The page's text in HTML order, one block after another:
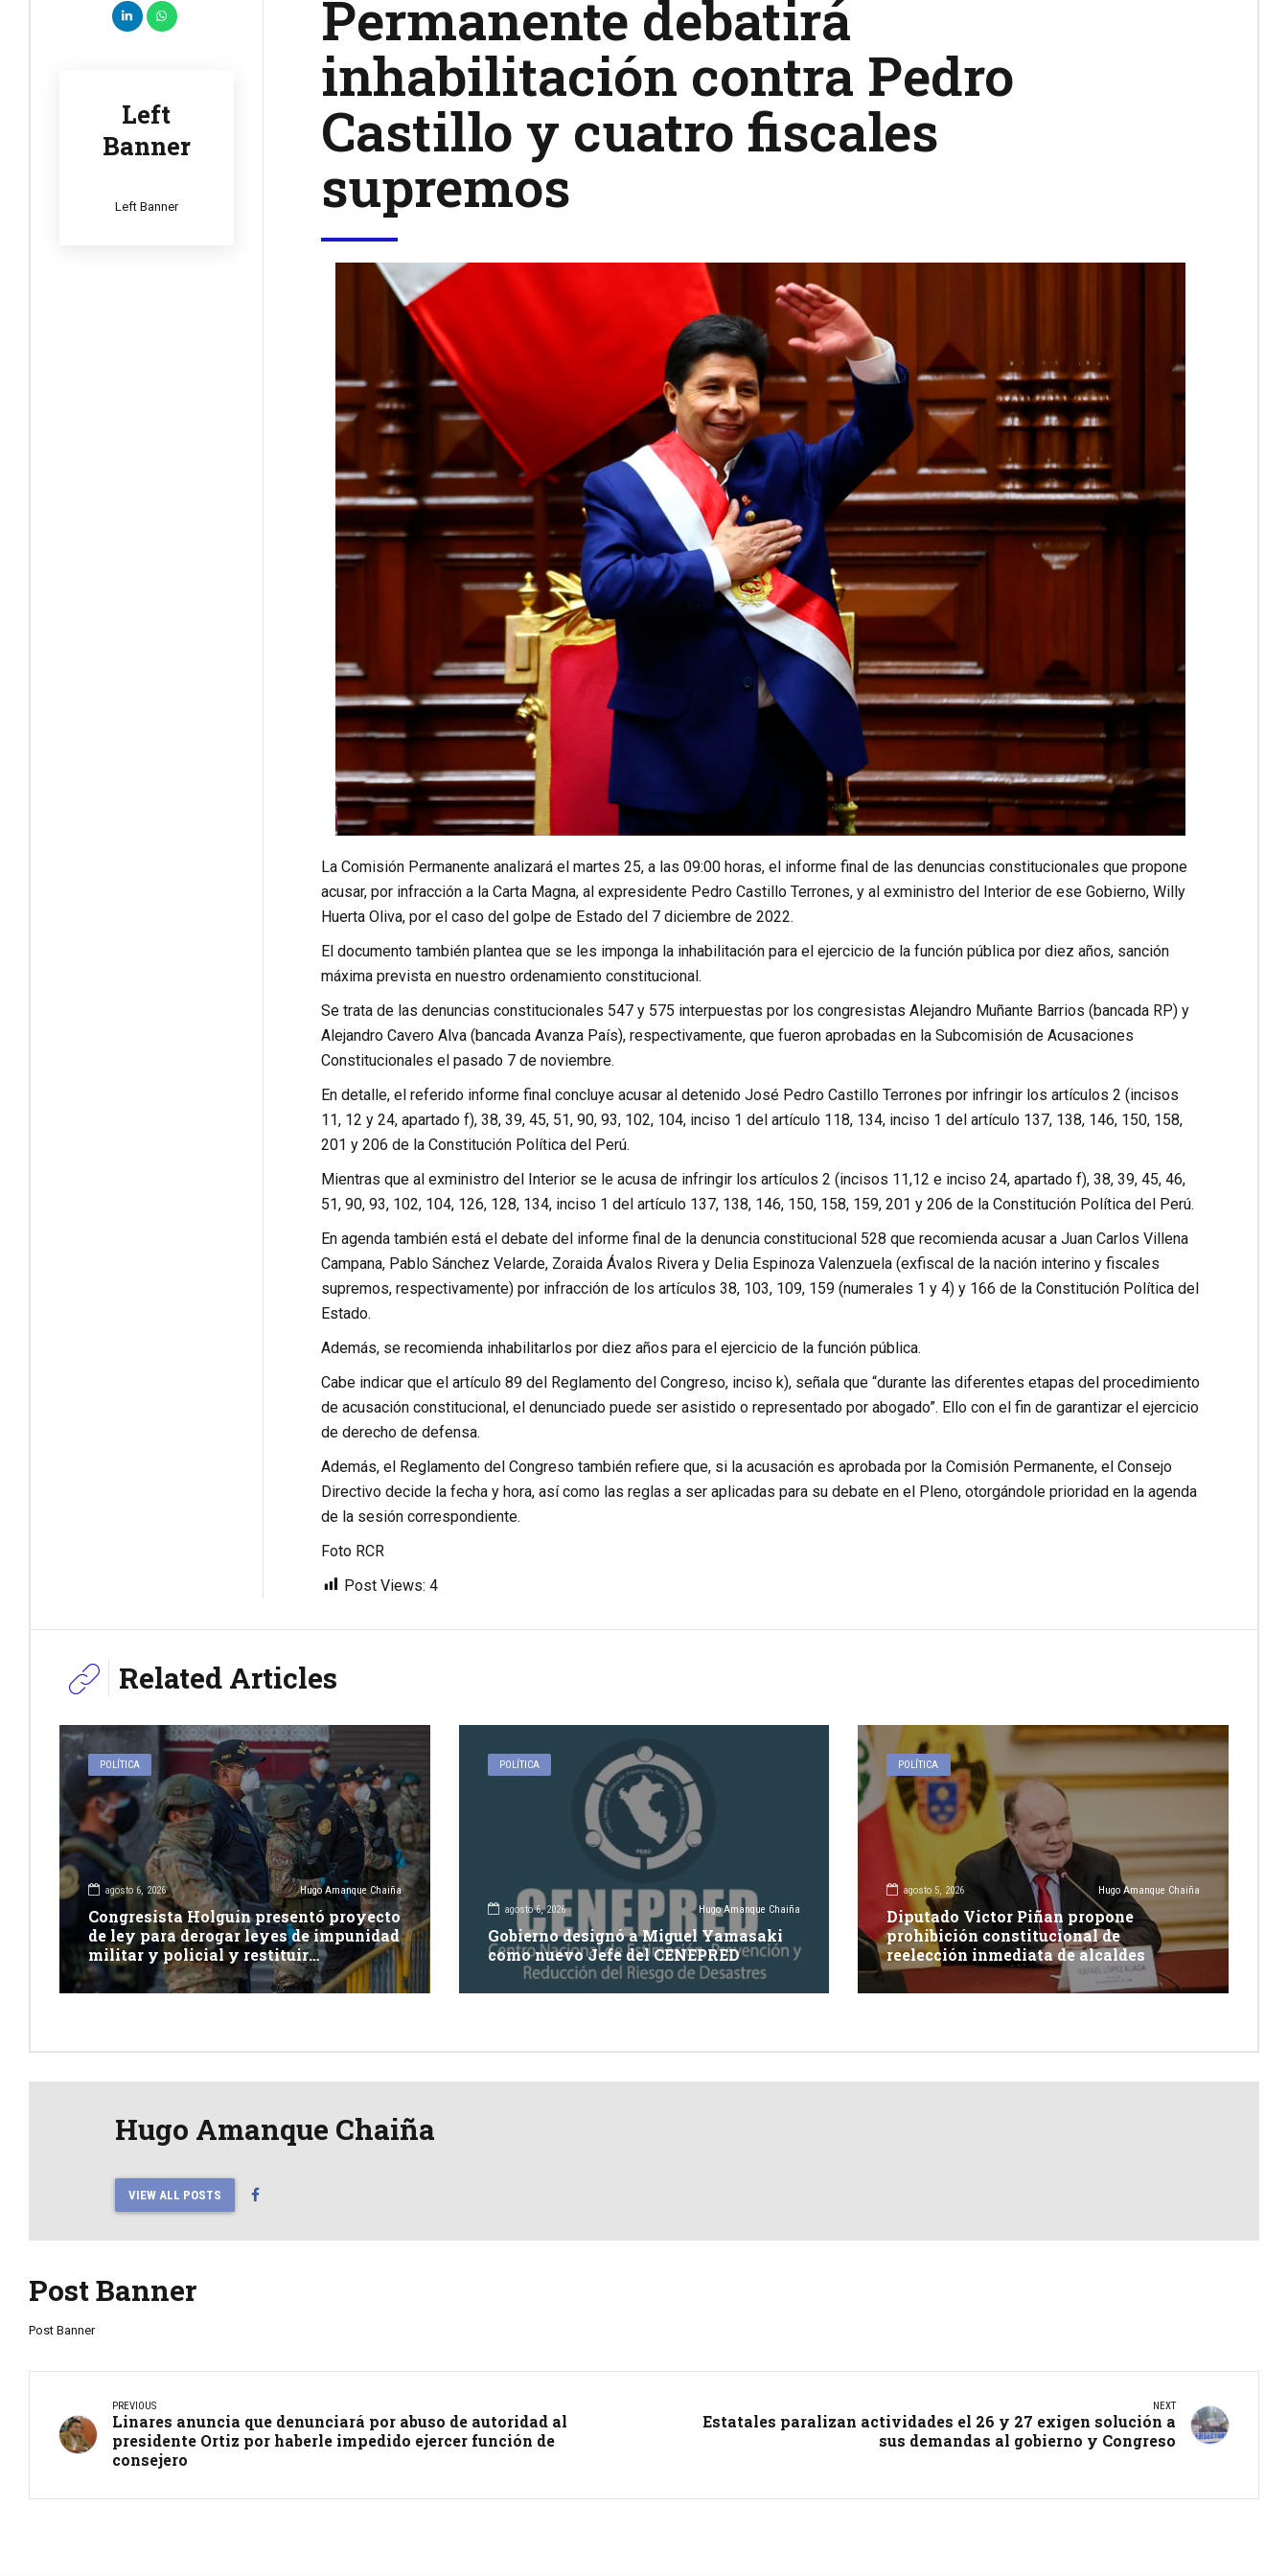
Left
Banner
Left Banner
Permanente debatirá
inhabilitación contra Pedro
Castillo y cuatro fiscales
supremos
La Comisión Permanente analizará el martes 25, a las 09:00 horas, el informe final de las denuncias constitucionales que propone
acusar, por infracción a la Carta Magna, al expresidente Pedro Castillo Terrones, y al exministro del Interior de ese Gobierno, Willy
Huerta Oliva, por el caso del golpe de Estado del 7 diciembre de 2022.
El documento también plantea que se les imponga la inhabilitación para el ejercicio de la función pública por diez años, sanción
máxima prevista en nuestro ordenamiento constitucional.
Se trata de las denuncias constitucionales 547 y 575 interpuestas por los congresistas Alejandro Muñante Barrios (bancada RP) y
Alejandro Cavero Alva (bancada Avanza País), respectivamente, que fueron aprobadas en la Subcomisión de Acusaciones
Constitucionales el pasado 7 de noviembre.
En detalle, el referido informe final concluye acusar al detenido José Pedro Castillo Terrones por infringir los artículos 2 (incisos
11, 12 y 24, apartado f), 38, 39, 45, 51, 90, 93, 102, 104, inciso 1 del artículo 118, 134, inciso 1 del artículo 137, 138, 146, 150, 158,
201 y 206 de la Constitución Política del Perú.
Mientras que al exministro del Interior se le acusa de infringir los artículos 2 (incisos 11,12 e inciso 24, apartado f), 38, 39, 45, 46,
51, 90, 93, 102, 104, 126, 128, 134, inciso 1 del artículo 137, 138, 146, 150, 158, 159, 201 y 206 de la Constitución Política del Perú.
En agenda también está el debate del informe final de la denuncia constitucional 528 que recomienda acusar a Juan Carlos Villena
Campana, Pablo Sánchez Velarde, Zoraida Ávalos Rivera y Delia Espinoza Valenzuela (exfiscal de la nación interino y fiscales
supremos, respectivamente) por infracción de los artículos 38, 103, 109, 159 (numerales 1 y 4) y 166 de la Constitución Política del
Estado.
Además, se recomienda inhabilitarlos por diez años para el ejercicio de la función pública.
Cabe indicar que el artículo 89 del Reglamento del Congreso, inciso k), señala que “durante las diferentes etapas del procedimiento
de acusación constitucional, el denunciado puede ser asistido o representado por abogado”. Ello con el fin de garantizar el ejercicio
de derecho de defensa.
Además, el Reglamento del Congreso también refiere que, si la acusación es aprobada por la Comisión Permanente, el Consejo
Directivo decide la fecha y hora, así como las reglas a ser aplicadas para su debate en el Pleno, otorgándole prioridad en la agenda
de la sesión correspondiente.
Foto RCR
Post Views: 4
Related Articles
POLÍTICA
agosto 6, 2026 Hugo Amanque Chaiña
Congresista Holguín presentó proyecto
de ley para derogar leyes de impunidad
militar y policial y restituir
competencia de justicia ordinaria
POLÍTICA
agosto 6, 2026 Hugo Amanque Chaiña
Gobierno designó a Miguel Yamasaki
como nuevo Jefe del CENEPRED
POLÍTICA
agosto 5, 2026 Hugo Amanque Chaiña
Diputado Victor Piñan propone
prohibición constitucional de
reelección inmediata de alcaldes
Hugo Amanque Chaiña
VIEW ALL POSTS
Post Banner
Post Banner
PREVIOUS
Linares anuncia que denunciará por abuso de autoridad al
presidente Ortiz por haberle impedido ejercer función de
consejero
NEXT
Estatales paralizan actividades el 26 y 27 exigen solución a
sus demandas al gobierno y Congreso